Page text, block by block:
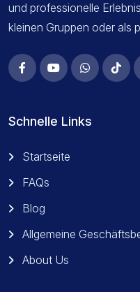
und professionelle
kleinen Gruppen oder als
Schnelle Links
Startseite
FAQs
Blog
Allgemeine
About Us